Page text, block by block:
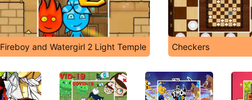
Fireboy and Watergirl 2 Light Temple Checkers